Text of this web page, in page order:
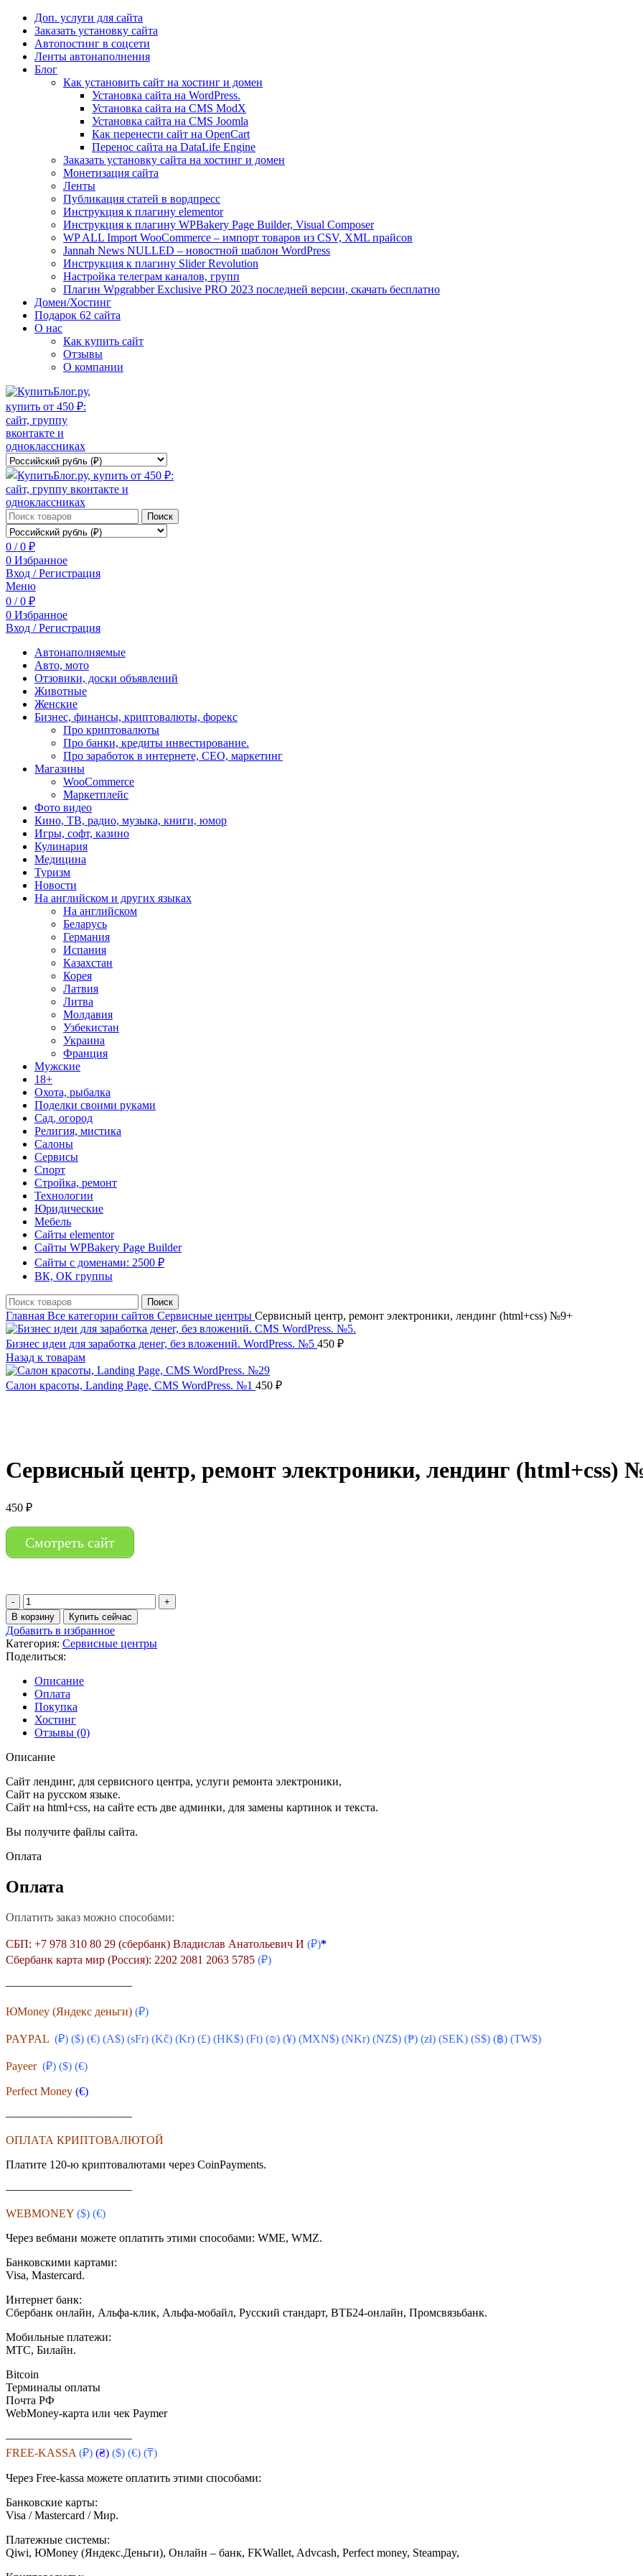
Доп. услуги для сайта
Заказать установку сайта
Автопостинг в соцсети
Ленты автонаполнения
Блог
Как установить сайт на хостинг и домен
Установка сайта на WordPress.
Установка сайта на CMS ModX
Установка сайта на CMS Joomla
Как перенести сайт на OpenCart
Перенос сайта на DataLife Engine
Заказать установку сайта на хостинг и домен
Монетизация сайта
Ленты
Публикация статей в вордпресс
Инструкция к плагину elementor
Инструкция к плагину WPBakery Page Builder, Visual Composer
WP ALL Import WooCommerce – импорт товаров из CSV, XML прайсов
Jannah News NULLED – новостной шаблон WordPress
Инструкция к плагину Slider Revolution
Настройка телеграм каналов, групп
Плагин Wpgrabber Exclusive PRO 2023 последней версии, скачать бесплатно
Домен/Хостинг
Подарок 62 сайта
О нас
Как купить сайт
Отзывы
О компании
Поиск
0 / 0 ₽
0 Избранное
Вход / Регистрация
Меню
0 / 0 ₽
0 Избранное
Вход / Регистрация
Автонаполняемые
Авто, мото
Отзовики, доски объявлений
Животные
Женские
Бизнес, финансы, криптовалюты, форекс
Про криптовалюты
Про банки, кредиты инвестирование.
Про заработок в интернете, СЕО, маркетинг
Магазины
WooCommerce
Маркетплейс
Фото видео
Кино, ТВ, радио, музыка, книги, юмор
Игры, софт, казино
Кулинария
Медицина
Туризм
Новости
На английском и других языках
На английском
Беларусь
Германия
Испания
Казахстан
Корея
Латвия
Литва
Молдавия
Узбекистан
Украина
Франция
Мужские
18+
Охота, рыбалка
Поделки своими руками
Сад, огород
Религия, мистика
Салоны
Сервисы
Спорт
Стройка, ремонт
Технологии
Юридические
Мебель
Сайты elementor
Сайты WPBakery Page Builder
Сайты с доменами: 2500 ₽
ВК, ОК группы
Поиск
Главная Все категории сайтов Сервисные центры Сервисный центр, ремонт электроники, лендинг (html+css) №9+
Бизнес идеи для заработка денег, без вложений. WordPress. №5 450 ₽
Назад к товарам
Салон красоты, Landing Page, CMS WordPress. №1 450 ₽
Сервисный центр, ремонт электроники, лендинг (html+css)
450 ₽
Смотреть сайт
Количество
товара
Сервисный
центр,
ремонт
электроники,
лендинг
(html+css)
№9+
В корзину Купить сейчас
Добавить в избранное
Категория: Сервисные центры
Поделиться:
Описание
Оплата
Покупка
Хостинг
Отзывы (0)
Описание
Сайт лендинг, для сервисного центра, услуги ремонта электроники,
Сайт на русском языке.
Сайт на html+css, на сайте есть две админки, для замены картинок и текста.
Вы получите файлы сайта.
Оплата
Оплата
Оплатить заказ можно способами:
СБП: +7 978 310 80 29 (сбербанк) Владислав Анатольевич И (₽)*
Сбербанк карта мир (Россия): 2202 2081 2063 5785 (₽)
———————————
ЮMoney (Яндекс деньги) (₽)
PAYPAL (₽) ($) (€) (A$) (sFr) (Kč) (Kr) (£) (HK$) (Ft) (₪) (¥) (MXN$) (NKr) (NZ$) (₱) (zł) (SEK) (S$) (฿) (TW$)
Payeer (₽) ($) (€)
Perfect Money (€)
———————————
ОПЛАТА КРИПТОВАЛЮТОЙ
Платите 120-ю криптовалютами через CoinPayments.
———————————
WEBMONEY ($) (€)
Через вебмани можете оплатить этими способами: WME, WMZ.
Банковскими картами:
Visa, Mastercard.
Интернет банк:
Сбербанк онлайн, Альфа-клик, Альфа-мобайл, Русский стандарт, ВТБ24-онлайн, Промсвязьбанк.
Мобильные платежи:
МТС, Билайн.
Bitcoin
Терминалы оплаты
Почта РФ
WebMoney-карта или чек Paymer
———————————
FREE-KASSA (₽) (₴) ($) (€) (₸)
Через Free-kassa можете оплатить этими способами:
Банковские карты:
Visa / Mastercard / Мир.
Платежные системы:
Qiwi, ЮMoney (Яндекс.Деньги), Онлайн – банк, FKWallet, Advcash, Perfect money, Steampay,